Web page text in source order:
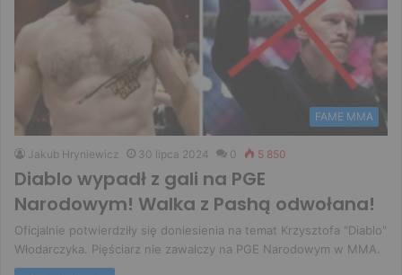
FAME MMA
Jakub Hryniewicz 30 lipca 2024 0 5 850
Diablo wypadł z gali na PGE
Narodowym! Walka z Pashą odwołana!
Oficjalnie potwierdziły się doniesienia na temat Krzysztofa "Diablo"
Włodarczyka. Pięściarz nie zawalczy na PGE Narodowym w MMA.